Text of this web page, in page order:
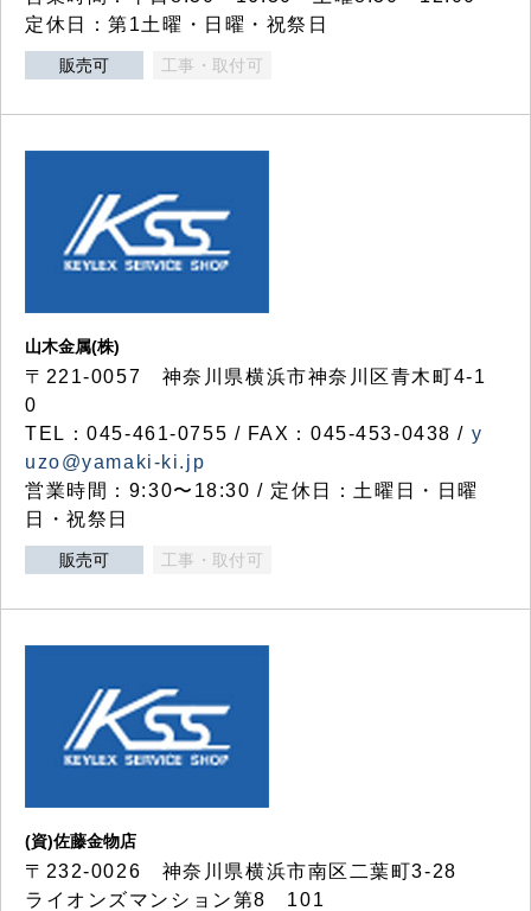
定休日：第1土曜・日曜・祝祭日
販売可 工事・取付可
山木金属(株)
〒221-0057 神奈川県横浜市神奈川区青木町4-1
0
TEL：045-461-0755 / FAX：045-453-0438 / y
uzo@yamaki-ki.jp
営業時間：9:30〜18:30 / 定休日：土曜日・日曜
日・祝祭日
販売可 工事・取付可
(資)佐藤金物店
〒232-0026 神奈川県横浜市南区二葉町3-28
ライオンズマンション第8 101